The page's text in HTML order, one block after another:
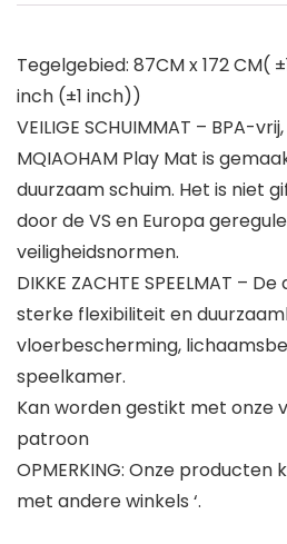
Tegelgebied: 87CM x 172 CM(
inch (±1 inch))
VEILIGE SCHUIMMAT – BPA-
MQIAOHAM Play Mat is
duurzaam schuim. Het is niet
door de VS en Europa
veiligheidsnormen.
DIKKE ZACHTE SPEELMAT –
sterke flexibiliteit en
vloerbescherming,
speelkamer.
Kan worden gestikt met onze
patroon
OPMERKING: Onze producten
met andere winkels ‘.